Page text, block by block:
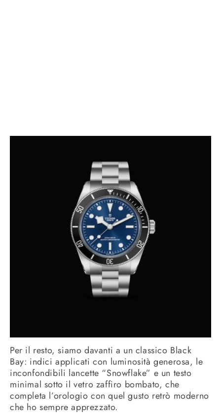
Per il resto, siamo davanti a un classico Black
Bay: indici applicati con luminosità generosa, le
inconfondibili lancette “Snowflake” e un testo
minimal sotto il vetro zaffiro bombato, che
completa l’orologio con quel gusto retrò moderno
che ho sempre apprezzato.